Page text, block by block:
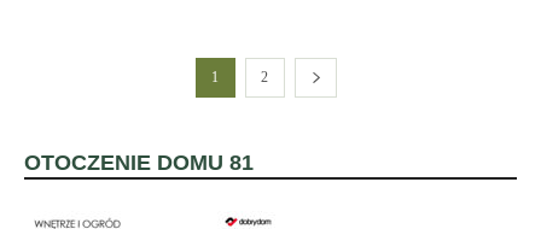
1 2
OTOCZENIE DOMU 81